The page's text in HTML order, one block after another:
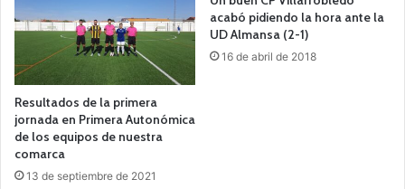
Resultados de la primera
jornada en Primera Autonómica
de los equipos de nuestra
comarca
13 de septiembre de 2021
acabó pidiendo la hora ante la
UD Almansa (2-1)
16 de abril de 2018